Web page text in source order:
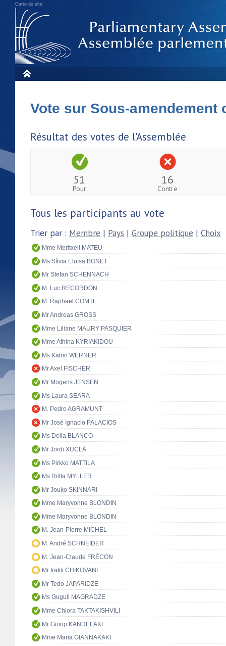
Carte du site
Vote sur Sous-amendement
Résultat des votes de l'Assemblée
51
Pour
16
Contre
Tous les participants au vote
Trier par : Membre | Pays | Groupe politique | Choix
Mme Meritxell MATEU
Ms Sílvia Eloïsa BONET
Mr Stefan SCHENNACH
M. Luc RECORDON
M. Raphaël COMTE
Mr Andreas GROSS
Mme Liliane MAURY PASQUIER
Mme Athina KYRIAKIDOU
Ms Katrin WERNER
Mr Axel FISCHER
Mr Mogens JENSEN
Ms Laura SEARA
M. Pedro AGRAMUNT
Mr José Ignacio PALACIOS
Ms Delia BLANCO
Mr Jordi XUCLÀ
Ms Pirkko MATTILA
Ms Riitta MYLLER
Mr Jouko SKINNARI
Mme Maryvonne BLONDIN
Mme Maryvonne BLONDIN
M. Jean-Pierre MICHEL
M. André SCHNEIDER
M. Jean-Claude FRÉCON
Mr Irakli CHIKOVANI
Mr Tedo JAPARIDZE
Ms Guguli MAGRADZE
Mme Chiora TAKTAKISHVILI
Mr Giorgi KANDELAKI
Mme Maria GIANNAKAKI